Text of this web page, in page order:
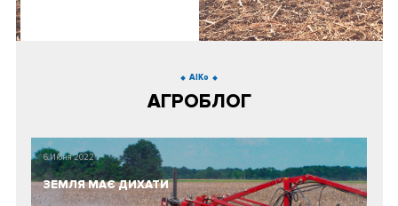
AIKo
АГРОБЛОГ
6 Июня 2022
ЗЕМЛЯ МАЄ ДИХАТИ